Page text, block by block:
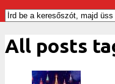
All posts